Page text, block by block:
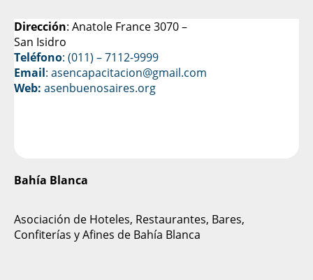
Dirección: Anatole France 3070 –
San Isidro
Teléfono: (011) – 7112-9999
Email: asencapacitacion@gmail.com
Web: asenbuenosaires.org
Bahía Blanca
Asociación de Hoteles, Restaurantes, Bares,
Confiterías y Afines de Bahía Blanca